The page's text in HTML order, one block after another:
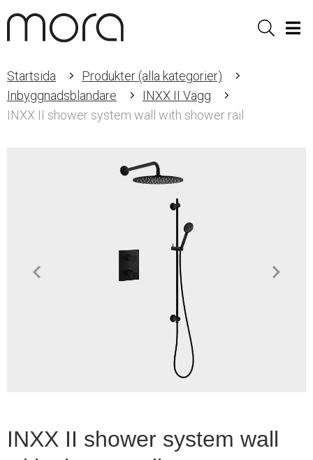
Sök
Startsida
Produkter (alla kategorier)
Inbyggnadsblandare
INXX II Vägg
INXX II shower system wall with shower rail
INXX II shower system wall